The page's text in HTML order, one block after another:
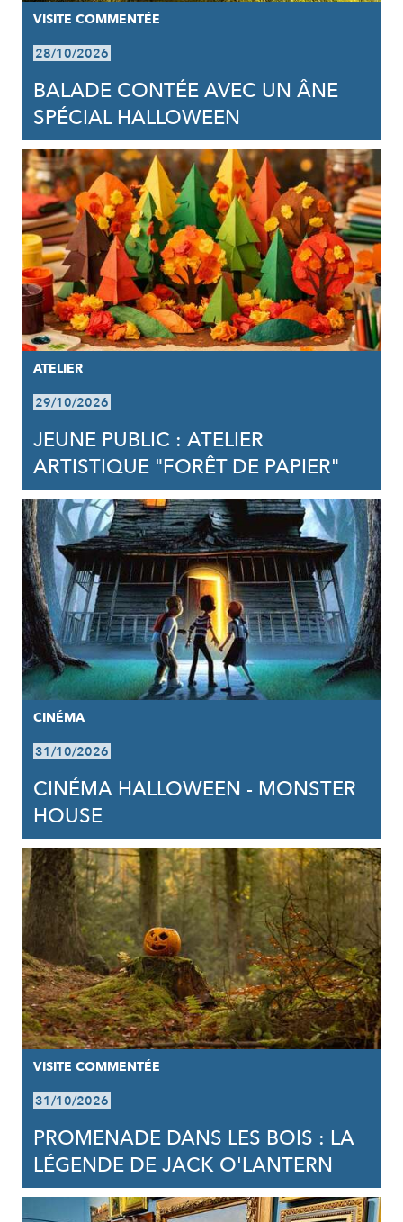
VISITE COMMENTÉE
28/10/2026
BALADE CONTÉE AVEC UN ÂNE
SPÉCIAL HALLOWEEN
ATELIER
29/10/2026
JEUNE PUBLIC : ATELIER
ARTISTIQUE "FORÊT DE PAPIER"
CINÉMA
31/10/2026
CINÉMA HALLOWEEN - MONSTER
HOUSE
VISITE COMMENTÉE
31/10/2026
PROMENADE DANS LES BOIS : LA
LÉGENDE DE JACK O'LANTERN